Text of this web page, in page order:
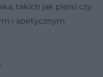
takich jak piersi czy
i apetycznym